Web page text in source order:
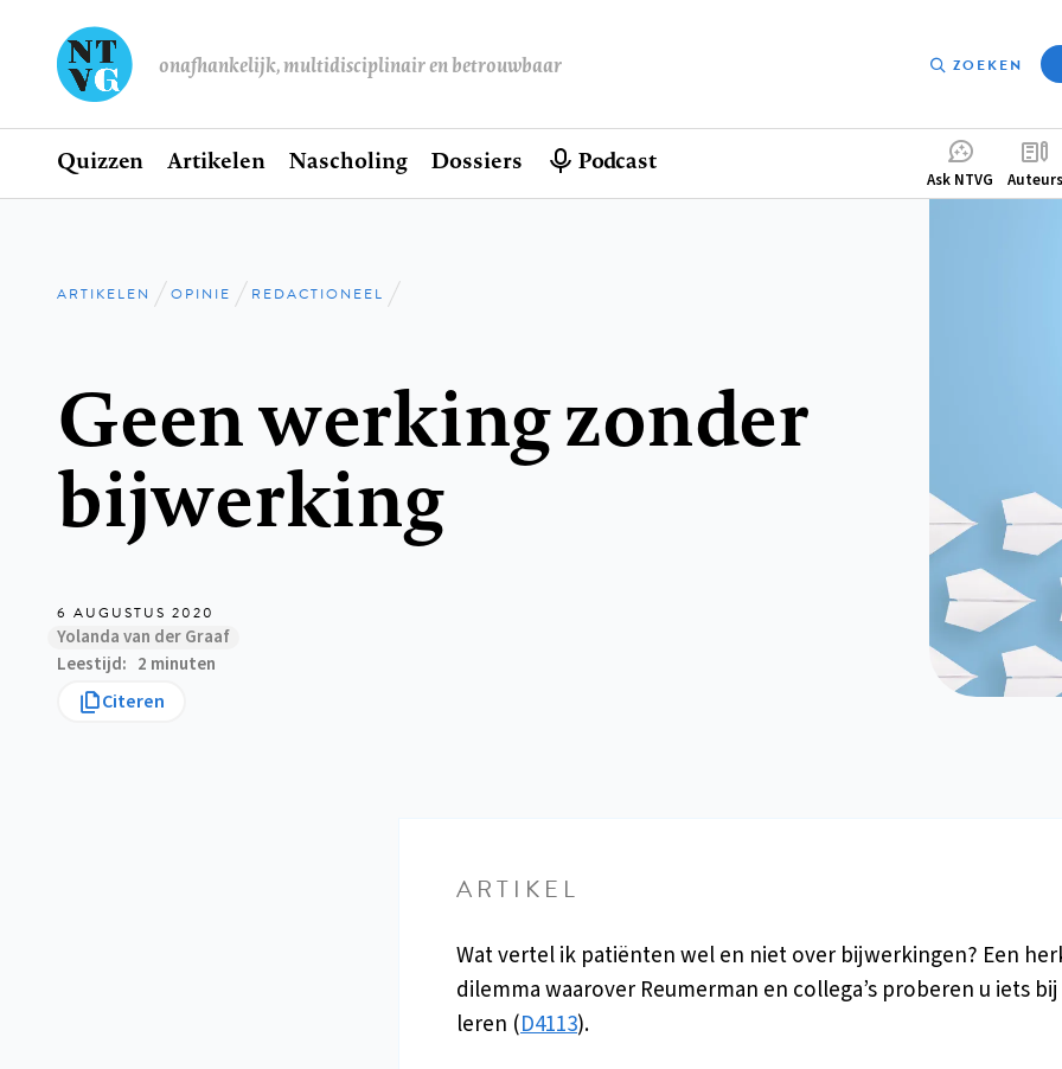
onafhankelijk, multidisciplinair en betrouwbaar ZOEKEN
Hoofdnavigatie
Home
Quizzen Artikelen Nascholing Dossiers Podcast
Ask NTVG Auteurs
Kruimelpad
ARTIKELEN OPINIE REDACTIONEEL
Geen werking zonder
bijwerking
6 AUGUSTUS 2020
Yolanda van der Graaf
Leestijd
2 minuten
Citeren
ARTIKEL
Wat vertel ik patiënten wel en niet over bijwerkingen? Een
dilemma waarover Reumerman en collega’s proberen u iets
leren (D4113).